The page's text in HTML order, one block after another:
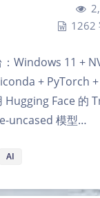
1262
Windows 11 +
+ PyTorch
Hugging Face 的
uncased 模型…
AI